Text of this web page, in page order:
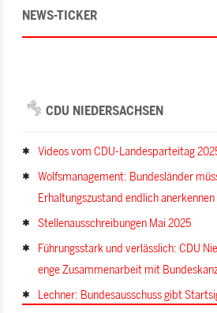
NEWS-TICKER
CDU NIEDERSACHSEN
Videos vom CDU-Landesparteitag
Wolfsmanagement: Bundesländer
Erhaltungszustand endlich anerkennen
Stellenausschreibungen Mai 2025
Führungsstark und verlässlich: CDU
enge Zusammenarbeit mit
Lechner: Bundesausschuss gibt